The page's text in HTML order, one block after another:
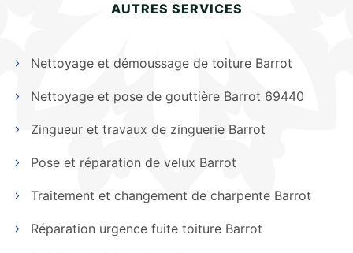
AUTRES SERVICES
Nettoyage et démoussage de toiture Barrot
Nettoyage et pose de gouttière Barrot 69440
Zingueur et travaux de zinguerie Barrot
Pose et réparation de velux Barrot
Traitement et changement de charpente Barrot
Réparation urgence fuite toiture Barrot